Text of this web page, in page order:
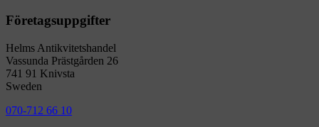
Företagsuppgifter
Helms Antikvitetshandel
Vassunda Prästgården 26
741 91 Knivsta
Sweden
070-712 66 10